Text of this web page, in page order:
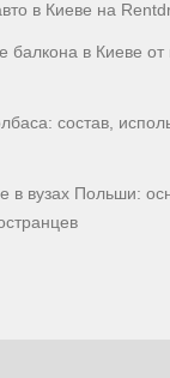
в Киеве на
балкона в Киеве
состав,
в вузах Польши: